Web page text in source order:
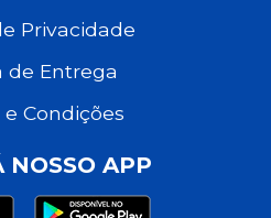
Privacidade
de Entrega
Condições
NOSSO APP